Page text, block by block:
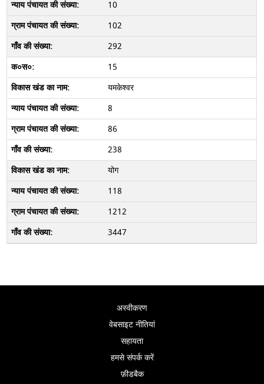
10
102
292
15
यमकेश्वर
8
86
238
योग
118
1212
3447
अस्वीकरण
वेबसाइट नीतियां
सहायता
हमसे संपर्क करें
फ़ीडबैक